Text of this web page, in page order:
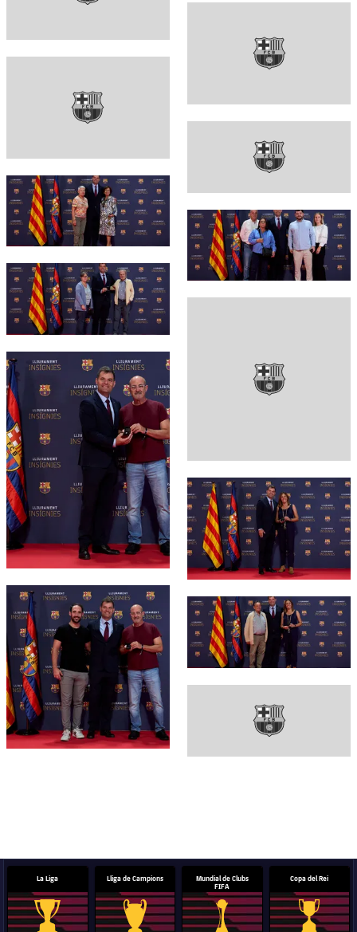
FC Barcelona club badge
FC Barcelona club badge
FC Barcelona club badge
FC Barcelona club badge
FC Barcelona club badge
FC Barcelona club badge
FC Barcelona club badge
La Liga Lliga de Campions
Mundial de Clubs
FIFA
Copa del Rei